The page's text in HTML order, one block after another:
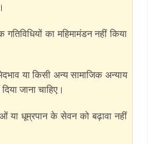
गतिविधियों का महिमामंडन नहीं किया
या किसी अन्य सामाजिक अन्याय
जाना चाहिए।
या धूम्रपान के सेवन को बढ़ावा नहीं